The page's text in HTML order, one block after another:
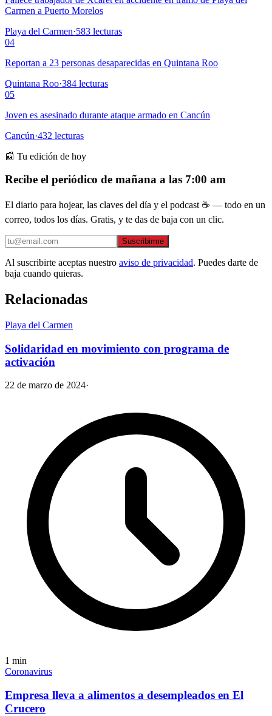
Carmen a Puerto Morelos
Playa del Carmen·583 lecturas
04
Reportan a 23 personas desaparecidas en Quintana Roo
Quintana Roo·384 lecturas
05
Joven es asesinado durante ataque armado en Cancún
Cancún·432 lecturas
📰 Tu edición de hoy
Recibe el periódico de mañana a las 7:00 am
El diario para hojear, las claves del día y el podcast ☕ — todo en un
correo, todos los días. Gratis, y te das de baja con un clic.
Suscribirme
Al suscribirte aceptas nuestro aviso de privacidad. Puedes darte de
baja cuando quieras.
Relacionadas
Playa del Carmen
Solidaridad en movimiento con programa de
activación
22 de marzo de 2024·
1 min
Coronavirus
Empresa lleva a alimentos a desempleados en El
Crucero